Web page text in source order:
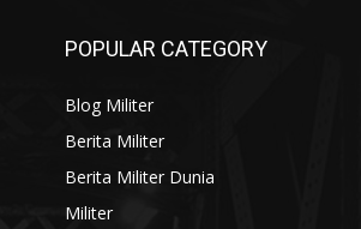
POPULAR CATEGORY
Blog Militer
Berita Militer
Berita Militer Dunia
Militer